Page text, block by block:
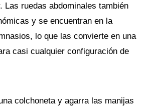
Las ruedas abdominales también
y se encuentran en la
lo que las convierte en una
casi cualquier configuración de
colchoneta y agarra las manijas